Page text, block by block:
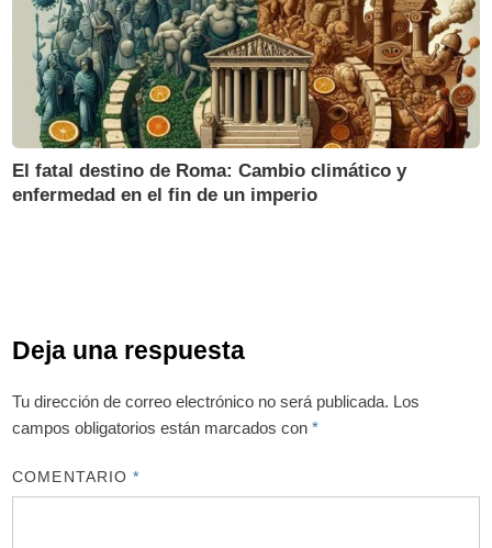
El fatal destino de Roma: Cambio climático y
enfermedad en el fin de un imperio
Deja una respuesta
Tu dirección de correo electrónico no será publicada. Los
campos obligatorios están marcados con*
COMENTARIO*